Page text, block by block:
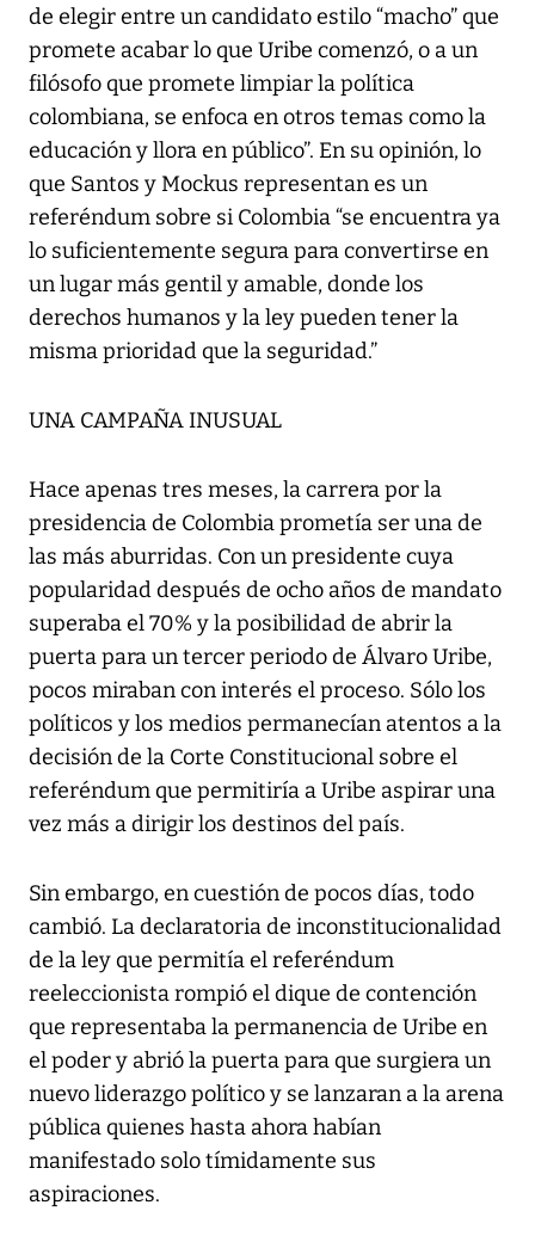
de elegir entre un candidato estilo “macho” que
promete acabar lo que Uribe comenzó, o a un
filósofo que promete limpiar la política
colombiana, se enfoca en otros temas como la
educación y llora en público”. En su opinión, lo
que Santos y Mockus representan es un
referéndum sobre si Colombia “se encuentra ya
lo suficientemente segura para convertirse en
un lugar más gentil y amable, donde los
derechos humanos y la ley pueden tener la
misma prioridad que la seguridad.”
UNA CAMPAÑA INUSUAL
Hace apenas tres meses, la carrera por la
presidencia de Colombia prometía ser una de
las más aburridas. Con un presidente cuya
popularidad después de ocho años de mandato
superaba el 70% y la posibilidad de abrir la
puerta para un tercer periodo de Álvaro Uribe,
pocos miraban con interés el proceso. Sólo los
políticos y los medios permanecían atentos a la
decisión de la Corte Constitucional sobre el
referéndum que permitiría a Uribe aspirar una
vez más a dirigir los destinos del país.
Sin embargo, en cuestión de pocos días, todo
cambió. La declaratoria de inconstitucionalidad
de la ley que permitía el referéndum
reeleccionista rompió el dique de contención
que representaba la permanencia de Uribe en
el poder y abrió la puerta para que surgiera un
nuevo liderazgo político y se lanzaran a la arena
pública quienes hasta ahora habían
manifestado solo tímidamente sus
aspiraciones.